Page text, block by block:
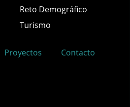
Reto Demográfico
Turismo
Proyectos Contacto